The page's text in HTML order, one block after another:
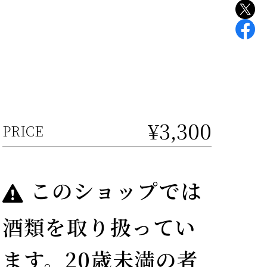
PRICE ¥3,300
このショップでは
酒類を取り扱ってい
ます。20歳未満の者